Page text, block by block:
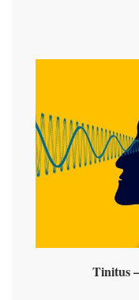
Tinitus